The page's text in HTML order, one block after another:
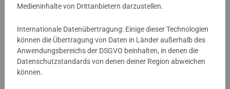
Medieninhalte von Drittanbietern darzustellen.
Internationale Datenübertragung: Einige dieser Technologien
können die Übertragung von Daten in Länder außerhalb des
Anwendungsbereichs der DSGVO beinhalten, in denen die
Datenschutzstandards von denen deiner Region abweichen
können.